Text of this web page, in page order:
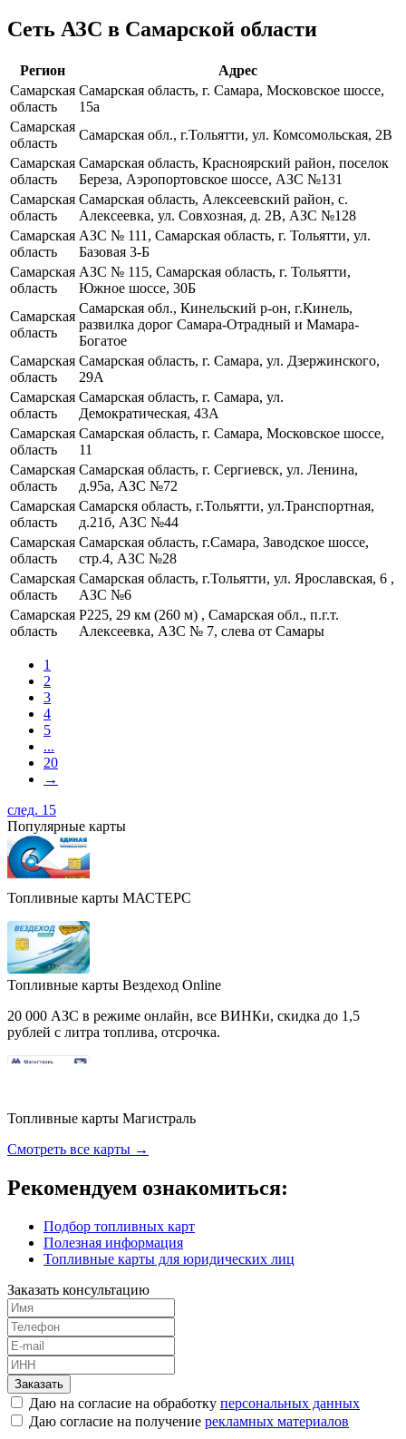
Сеть АЗС в Самарской области
Регион
Адрес
Самарская
область
Самарская область, г. Самара, Московское шоссе,
15а
Самарская
область
Самарская обл., г.Тольятти, ул. Комсомольская, 2В
Самарская
область
Самарская область, Красноярский район, поселок
Береза, Аэропортовское шоссе, АЗС №131
Самарская
область
Самарская область, Алексеевский район, с.
Алексеевка, ул. Совхозная, д. 2В, АЗС №128
Самарская
область
АЗС № 111, Самарская область, г. Тольятти, ул.
Базовая 3-Б
Самарская
область
АЗС № 115, Самарская область, г. Тольятти,
Южное шоссе, 30Б
Самарская
область
Самарская обл., Кинельский р-он, г.Кинель,
развилка дорог Самара-Отрадный и Мамара-
Богатое
Самарская
область
Самарская область, г. Самара, ул. Дзержинского,
29А
Самарская
область
Самарская область, г. Самара, ул.
Демократическая, 43А
Самарская
область
Самарская область, г. Самара, Московское шоссе,
11
Самарская
область
Самарская область, г. Сергиевск, ул. Ленина,
д.95а, АЗС №72
Самарская
область
Самарскя область, г.Тольятти, ул.Транспортная,
д.21б, АЗС №44
Самарская
область
Самарская область, г.Самара, Заводское шоссе,
стр.4, АЗС №28
Самарская
область
Самарская область, г.Тольятти, ул. Ярославская, 6 ,
АЗС №6
Самарская
область
Р225, 29 км (260 м) , Самарская обл., п.г.т.
Алексеевка, АЗС № 7, слева от Самары
1
2
3
4
5
...
20
→
след. 15
Популярные карты
Топливные карты МАСТЕРС
Топливные карты Вездеход Online
20 000 АЗС в режиме онлайн, все ВИНКи, скидка до 1,5
рублей с литра топлива, отсрочка.
Топливные карты Магистраль
Смотреть все карты →
Рекомендуем ознакомиться:
Подбор топливных карт
Полезная информация
Топливные карты для юридических лиц
Заказать консультацию
Заказать
Даю на согласие на обработку персональных данных
Даю согласие на получение рекламных материалов